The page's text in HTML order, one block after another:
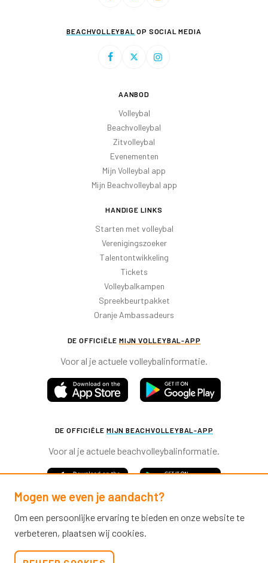
BEACHVOLLEYBAL OP SOCIAL MEDIA
AANBOD
Volleybal
Beachvolleybal
Zitvolleybal
Evenementen
Mijn Volleybal app
Mijn Beachvolleybal app
HANDIGE LINKS
Starten met volleybal
Verenigingszoeker
Talentontwikkeling
Tickets
Volleybalkampen
Spreekbeurtpakket
Oranje Ambassadeurs
DE OFFICIËLE MIJN VOLLEYBAL-APP
Voor al je actuele volleybalinformatie.
DE OFFICIËLE MIJN BEACHVOLLEYBAL-APP
Voor al je actuele beachvolleybalinformatie.
Mogen we even je aandacht?
Om een persoonlijke ervaring te bieden en onze website te
verbeteren, plaatsen wij cookies.